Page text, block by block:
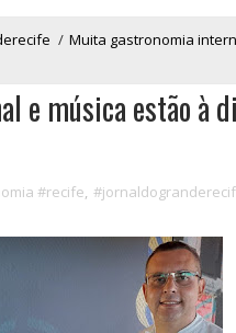
/ Muita gastronomia
e música estão à
#recife,